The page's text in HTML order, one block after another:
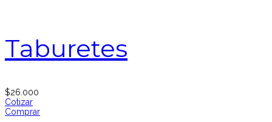
Taburetes
$26.000
Cotizar
Comprar